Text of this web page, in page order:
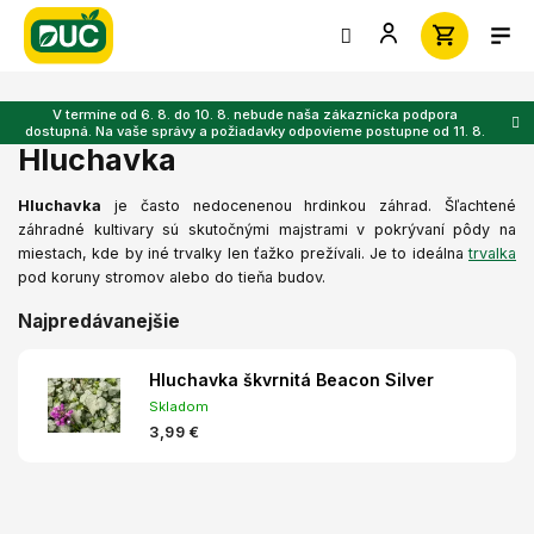
Prejsť
obsah
V termíne od 6. 8. do 10. 8. nebude naša zákaznícka podpora
dostupná. Na vaše správy a požiadavky odpovieme postupne od 11. 8.
Hluchavka
Hluchavka je často nedocenenou hrdinkou záhrad. Šľachtené
záhradné kultivary sú skutočnými majstrami v pokrývaní pôdy na
miestach, kde by iné trvalky len ťažko prežívali. Je to ideálnatrvalka
pod koruny stromov alebo do tieňa budov.
Najpredávanejšie
Hluchavka škvrnitá Beacon Silver
Skladom
3,99 €